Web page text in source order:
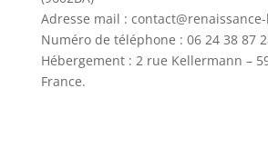
Adresse mail :
Numéro de téléphone : 06 24 38 87
Hébergement : 2 rue Kellermann –
France.